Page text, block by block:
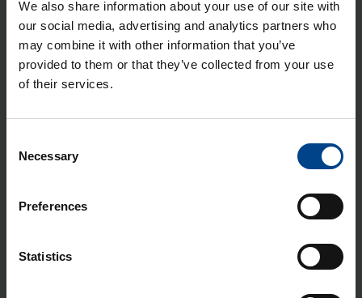
We also share information about your use of our site with
our social media, advertising and analytics partners who
may combine it with other information that you’ve
provided to them or that they’ve collected from your use
of their services.
Selection
Necessary
Preferences
Statistics
QC, halo­gee­ni­vaba
Tootekood: VZ708N
QuickCon­nect klemmide alus, 6,5
moo­du­lit
PE/N ter­mi­nali alus Golf, 8 moo­du­lit,